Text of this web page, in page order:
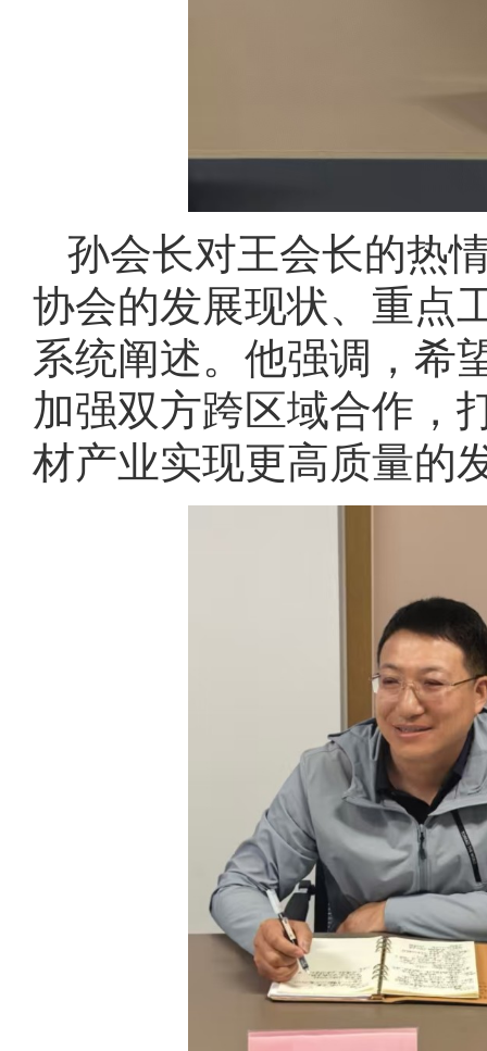
孙会长对王会长的热
协会的发展现状、重点
系统阐述。他强调，希
加强双方跨区域合作，
材产业实现更高质量的